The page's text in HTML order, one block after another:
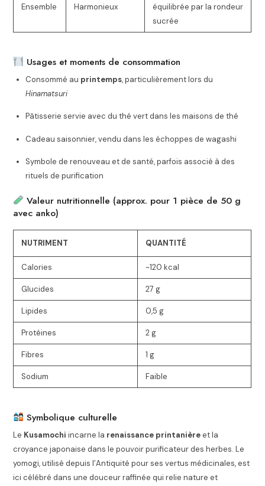
Ensemble Harmonieux
équilibrée par la rondeur
sucrée
Usages et moments de consommation
Consommé au printemps, particulièrement lors du
Hinamatsuri
Pâtisserie servie avec du thé vert dans les maisons de thé
Cadeau saisonnier, vendu dans les échoppes de wagashi
Symbole de renouveau et de santé, parfois associé à des
rituels de purification
Valeur nutritionnelle (approx. pour 1 pièce de 50 g
avec anko)
NUTRIMENT QUANTITÉ
Calories ~120 kcal
Glucides 27 g
Lipides 0,5 g
Protéines 2 g
Fibres 1 g
Sodium Faible
Symbolique culturelle
Le Kusamochi incarne la renaissance printanièreet la
croyance japonaise dans le pouvoir purificateur des herbes. Le
yomogi, utilisé depuis l’Antiquité pour ses vertus médicinales, est
ici célébré dans une douceur raffinée qui relie nature et